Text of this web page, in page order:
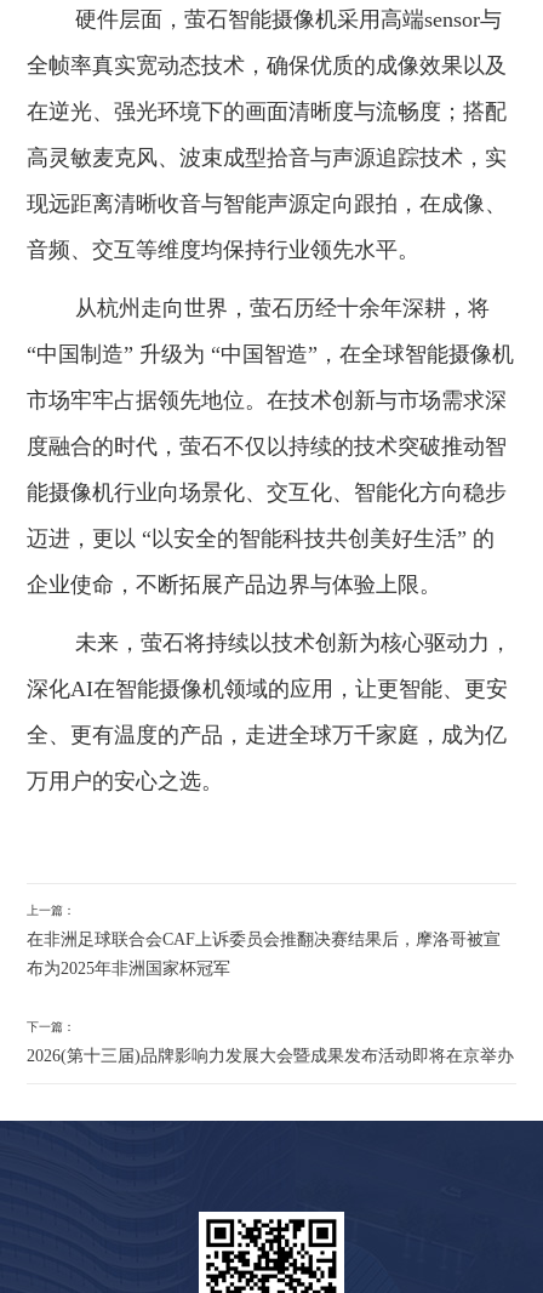
硬件层面，萤石智能摄像机采用高端sensor与
全帧率真实宽动态技术，确保优质的成像效果以及
在逆光、强光环境下的画面清晰度与流畅度；搭配
高灵敏麦克风、波束成型拾音与声源追踪技术，实
现远距离清晰收音与智能声源定向跟拍，在成像、
音频、交互等维度均保持行业领先水平。
从杭州走向世界，萤石历经十余年深耕，将
“中国制造” 升级为 “中国智造”，在全球智能摄像机
市场牢牢占据领先地位。在技术创新与市场需求深
度融合的时代，萤石不仅以持续的技术突破推动智
能摄像机行业向场景化、交互化、智能化方向稳步
迈进，更以 “以安全的智能科技共创美好生活” 的
企业使命，不断拓展产品边界与体验上限。
未来，萤石将持续以技术创新为核心驱动力，
深化AI在智能摄像机领域的应用，让更智能、更安
全、更有温度的产品，走进全球万千家庭，成为亿
万用户的安心之选。
上一篇：
在非洲足球联合会CAF上诉委员会推翻决赛结果后，摩洛哥被宣
布为2025年非洲国家杯冠军
下一篇：
2026(第十三届)品牌影响力发展大会暨成果发布活动即将在京举办